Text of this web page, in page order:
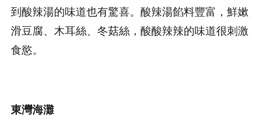
到酸辣湯的味道也有驚喜。酸辣湯餡料豐富，鮮嫰
滑豆腐、木耳絲、冬菇絲，酸酸辣辣的味道很刺激
食慾。
東灣海灘